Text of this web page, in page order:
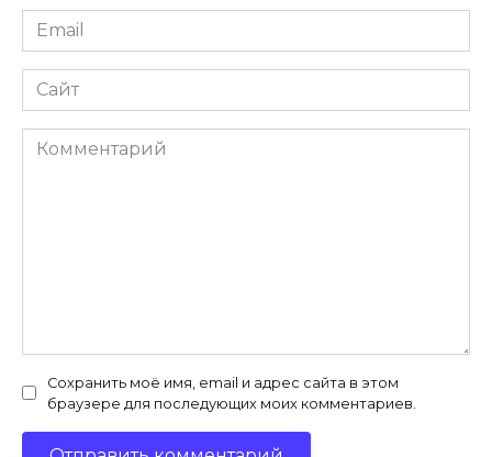
Email
*
Сайт
Комментарий
Сохранить моё имя, email и адрес сайта в этом
браузере для последующих моих комментариев.